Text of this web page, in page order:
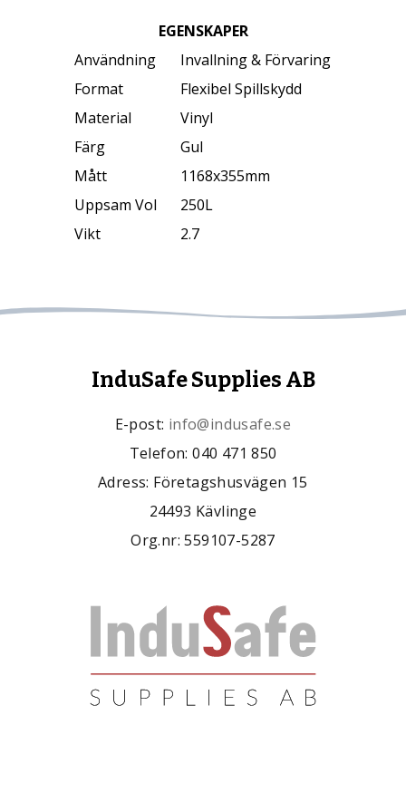
EGENSKAPER
Användning
Invallning & Förvaring
Format
Flexibel Spillskydd
Material
Vinyl
Färg
Gul
Mått
1168x355mm
Uppsam Vol
250L
Vikt
2.7
InduSafe Supplies AB
E-post: info@indusafe.se
Telefon: 040 471 850
Adress: Företagshusvägen 15
24493 Kävlinge
Org.nr: 559107-5287